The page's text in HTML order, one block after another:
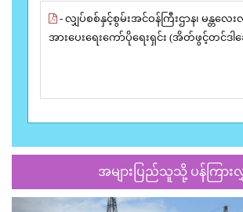
- လျှပ်စစ်နှင့်စွမ်းအင်ဝန်ကြီးဌာန၊ မန္တလေ
အားပေးရေးကော်ပိုရေးရှင်း (အိတ်ဖွင့်တင်ဒါခ
အများပြည်သူသို့ ပန်ကြား
Previous